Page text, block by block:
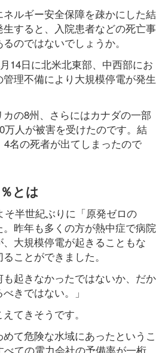
ルギー安全保障を疎かにした結
すると、入院患者などの死亡事
のではないでしょうか。
14日に北米北東部、中西部にお
理不備により大規模停電が発生
の8州、さらにはカナダの一部
万人が被害を受けたのです。結
名の死者が出てしまったので
とは
そ半世紀ぶりに「原発ゼロの
昨年も多くの方が熱中症で病院
大規模停電が起きることもな
ことができました。
も起きなかったではないか、だか
きではない。」
てきそうです。
て危険な水域にあったというこ
べての電力会社の予備率が一桁